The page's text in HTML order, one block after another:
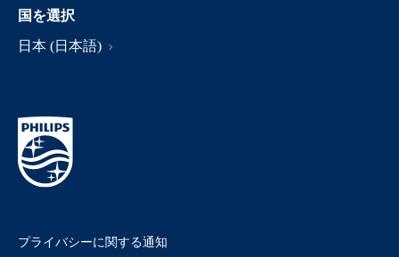
国を選択
日本 (日本語)
プライバシーに関する通知